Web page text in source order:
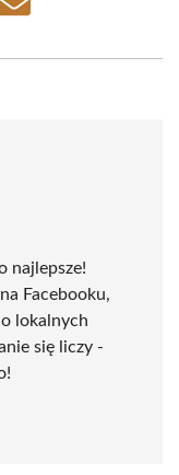
Share
najlepsze!
Facebooku,
lokalnych
się liczy -